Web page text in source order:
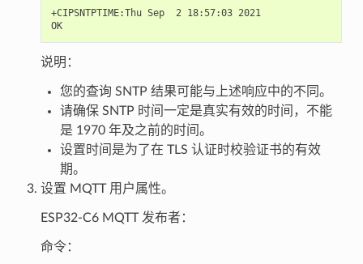
+CIPSNTPTIME:Thu Sep  2 18:57:03 2021
OK
说明：
您的查询 SNTP 结果可能与上述响应中的不同。
请确保 SNTP 时间一定是真实有效的时间，不能
是 1970 年及之前的时间。
设置时间是为了在 TLS 认证时校验证书的有效
期。
设置 MQTT 用户属性。
ESP32-C6 MQTT 发布者：
命令：